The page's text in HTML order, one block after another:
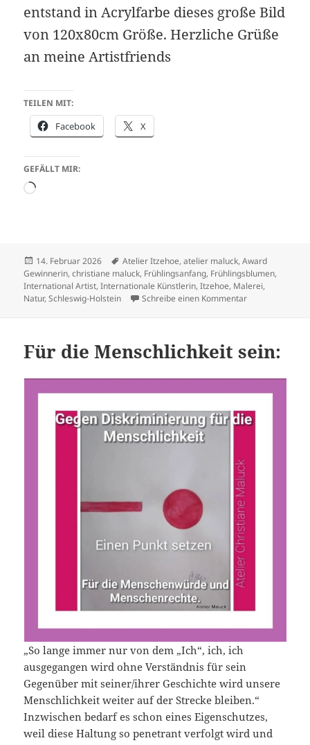
entstand in Acrylfarbe dieses große Bild
von 120x80cm Größe. Herzliche Grüße
an meine Artistfriends
TEILEN MIT:
Facebook X
GEFÄLLT MIR:
Wird
Veröffentlicht
am
14. Februar 2026 Schlagwörter
Atelier Itzehoe,atelier maluck,Award
Gewinnerin,christiane maluck, Frühlingsanfang, Frühlingsblumen,
International Artist,Internationale Künstlerin,Itzehoe, Malerei,
Natur,Schleswig-Holstein Schreibe einen Kommentarzu Frühblüher
Für die Menschlichkeit sein:
„So lange immer nur von dem „Ich“, ich, ich
ausgegangen wird ohne Verständnis für sein
Gegenüber mit seiner/ihrer Geschichte wird unsere
Menschlichkeit weiter auf der Strecke bleiben.“
Inzwischen bedarf es schon eines Eigenschutzes,
weil diese Haltung so penetrant verfolgt wird und